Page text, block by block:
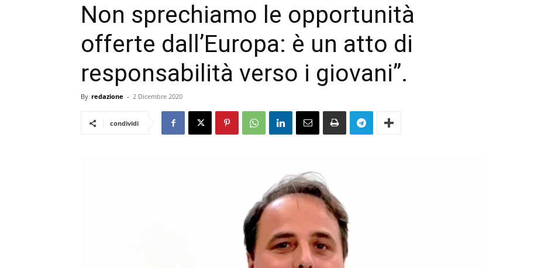
Non sprechiamo le opportunità
offerte dall’Europa: è un atto di
responsabilità verso i giovani”.
By redazione - 2 Dicembre 2020
condividi